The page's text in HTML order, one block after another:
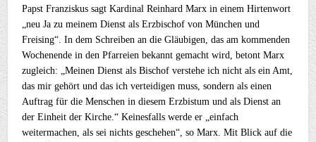
Papst Franziskus sagt Kardinal Reinhard Marx in einem Hirtenwort
„neu Ja zu meinem Dienst als Erzbischof von München und
Freising“. In dem Schreiben an die Gläubigen, das am kommenden
Wochenende in den Pfarreien bekannt gemacht wird, betont Marx
zugleich: „Meinen Dienst als Bischof verstehe ich nicht als ein Amt,
das mir gehört und das ich verteidigen muss, sondern als einen
Auftrag für die Menschen in diesem Erzbistum und als Dienst an
der Einheit der Kirche.“ Keinesfalls werde er „einfach
weitermachen, als sei nichts geschehen“, so Marx. Mit Blick auf die